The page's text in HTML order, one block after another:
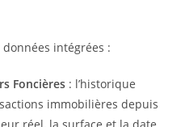
intégrées :
Foncières : l’historique
immobilières depuis